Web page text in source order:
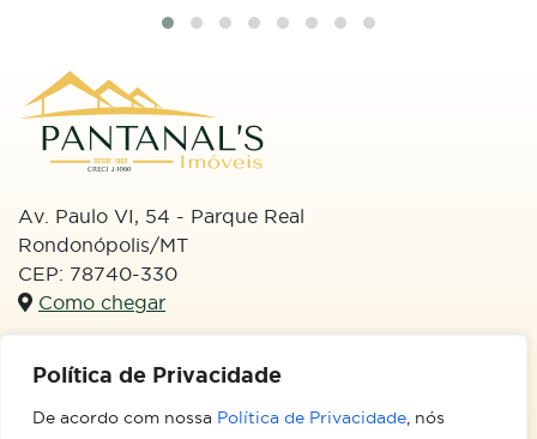
Política de Privacidade
De acordo com nossa Política de Privacidade , nós
Av. Paulo VI, 54 - Parque Real
Rondonópolis/MT
Como chegar
WhatsApp
(66) 99613-3133
Email
imobiliariapantanal@hotmail.com